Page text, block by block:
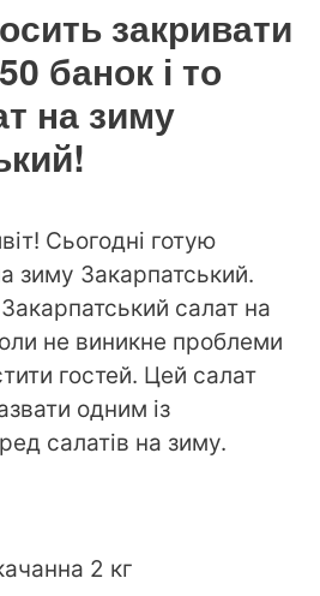
закривати
банок і то
на зиму
Сьогодні готую
зиму Закарпатський.
салат на
не виникне проблеми
гостей. Цей салат
одним із
салатів на зиму.
2 кг